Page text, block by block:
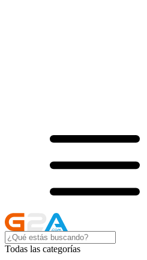
Todas las categorías